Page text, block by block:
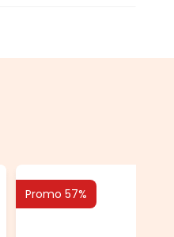
Promo 57%